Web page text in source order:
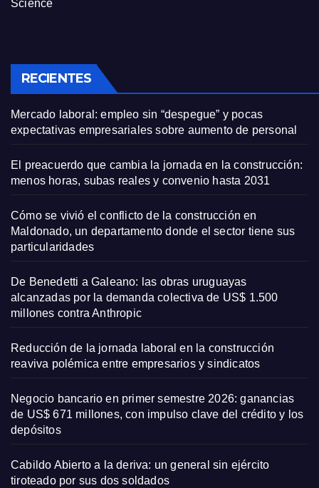
Science
RECIENTES
Mercado laboral: empleo sin “despegue” y pocas
expectativas empresariales sobre aumento de personal
El preacuerdo que cambia la jornada en la construcción:
menos horas, subas reales y convenio hasta 2031
Cómo se vivió el conflicto de la construcción en
Maldonado, un departamento donde el sector tiene sus
particularidades
De Benedetti a Galeano: las obras uruguayas
alcanzadas por la demanda colectiva de US$ 1.500
millones contra Anthropic
Reducción de la jornada laboral en la construcción
reaviva polémica entre empresarios y sindicatos
Negocio bancario en primer semestre 2026: ganancias
de US$ 671 millones, con impulso clave del crédito y los
depósitos
Cabildo Abierto a la deriva: un general sin ejército
tiroteado por sus dos soldados